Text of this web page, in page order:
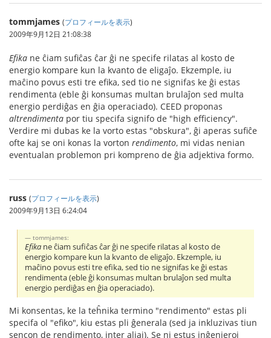
tommjames (プロフィールを表示)
2009年9月12日 21:08:38
Efika ne ĉiam sufiĉas ĉar ĝi ne specife rilatas al kosto de
energio kompare kun la kvanto de eligaĵo. Ekzemple, iu
maĉino povus esti tre efika, sed tio ne signifas ke ĝi estas
rendimenta (eble ĝi konsumas multan brulaĵon sed multa
energio perdiĝas en ĝia operaciado). CEED proponas
altrendimenta por tiu specifa signifo de "high efficiency".
Verdire mi dubas ke la vorto estas "obskura", ĝi aperas sufiĉe
ofte kaj se oni konas la vorton rendimento, mi vidas nenian
eventualan problemon pri kompreno de ĝia adjektiva formo.
russ (プロフィールを表示)
2009年9月13日 6:24:04
tommjames:
Efika ne ĉiam sufiĉas ĉar ĝi ne specife rilatas al kosto de
energio kompare kun la kvanto de eligaĵo. Ekzemple, iu
maĉino povus esti tre efika, sed tio ne signifas ke ĝi estas
rendimenta (eble ĝi konsumas multan brulaĵon sed multa
energio perdiĝas en ĝia operaciado).
Mi konsentas, ke la teĥnika termino "rendimento" estas pli
specifa ol "efiko", kiu estas pli ĝenerala (sed ja inkluzivas tiun
sencon de rendimento, inter aliaj). Se ni estus inĝenieroj